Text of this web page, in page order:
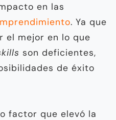
en las
. Ya que
el mejor en lo que
son deficientes,
de éxito
factor que elevó la